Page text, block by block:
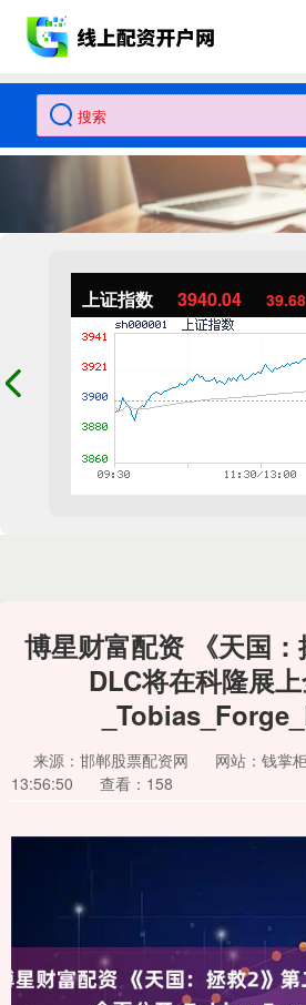
上证指数 3940.04 39.68
博星财富配资 《天国
DLC将在科隆展
来源：邯郸股票配资网 网站：钱掌
13:56:50
查看：158